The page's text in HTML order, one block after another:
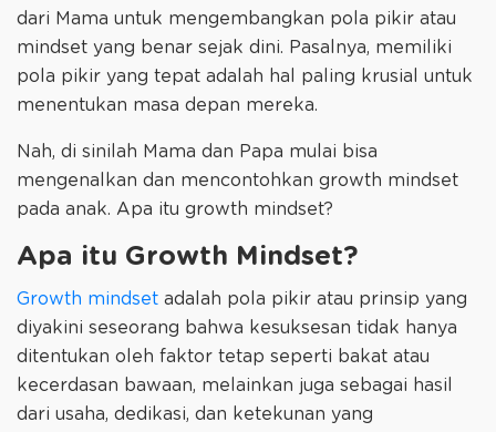
dari Mama untuk mengembangkan pola pikir atau
mindset yang benar sejak dini. Pasalnya, memiliki
pola pikir yang tepat adalah hal paling krusial untuk
menentukan masa depan mereka.
Nah, di sinilah Mama dan Papa mulai bisa
mengenalkan dan mencontohkan growth mindset
pada anak. Apa itu growth mindset?
Apa itu Growth Mindset?
Growth mindset adalah pola pikir atau prinsip yang
diyakini seseorang bahwa kesuksesan tidak hanya
ditentukan oleh faktor tetap seperti bakat atau
kecerdasan bawaan, melainkan juga sebagai hasil
dari usaha, dedikasi, dan ketekunan yang